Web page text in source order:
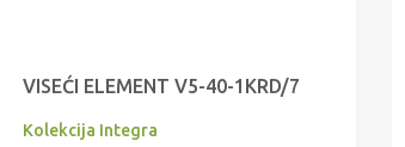
VISEĆI ELEMENT V5-40-1KRD/7
Kolekcija Integra